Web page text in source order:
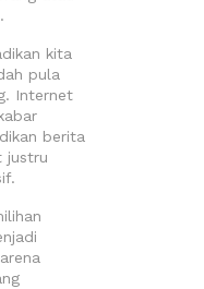
kita
pula
Internet
berita
justru